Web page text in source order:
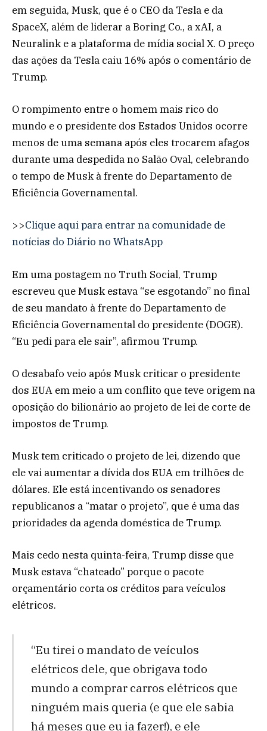
em seguida, Musk, que é o CEO da Tesla e da
SpaceX, além de liderar a Boring Co., a xAI, a
Neuralink e a plataforma de mídia social X. O preço
das ações da Tesla caiu 16% após o comentário de
Trump.
O rompimento entre o homem mais rico do
mundo e o presidente dos Estados Unidos ocorre
menos de uma semana após eles trocarem afagos
durante uma despedida no Salão Oval, celebrando
o tempo de Musk à frente do Departamento de
Eficiência Governamental.
>>Clique aqui para entrar na comunidade de
notícias do Diário no WhatsApp
Em uma postagem no Truth Social, Trump
escreveu que Musk estava “se esgotando” no final
de seu mandato à frente do Departamento de
Eficiência Governamental do presidente (DOGE).
“Eu pedi para ele sair”, afirmou Trump.
O desabafo veio após Musk criticar o presidente
dos EUA em meio a um conflito que teve origem na
oposição do bilionário ao projeto de lei de corte de
impostos de Trump.
Musk tem criticado o projeto de lei, dizendo que
ele vai aumentar a dívida dos EUA em trilhões de
dólares. Ele está incentivando os senadores
republicanos a “matar o projeto”, que é uma das
prioridades da agenda doméstica de Trump.
Mais cedo nesta quinta-feira, Trump disse que
Musk estava “chateado” porque o pacote
orçamentário corta os créditos para veículos
elétricos.
“Eu tirei o mandato de veículos
elétricos dele, que obrigava todo
mundo a comprar carros elétricos que
ninguém mais queria (e que ele sabia
há meses que eu ia fazer!), e ele